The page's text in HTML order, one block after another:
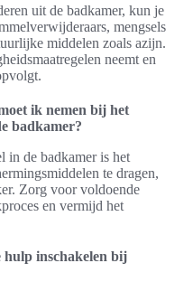
uit de badkamer, kun je
mengsels
middelen zoals azijn.
neemt en
ik nemen bij het
badkamer?
in de badkamer is het
te dragen,
Zorg voor voldoende
en vermijd het
hulp inschakelen bij